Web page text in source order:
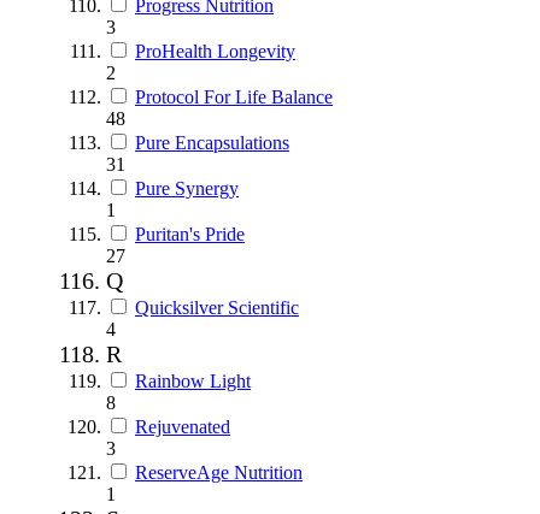
Progress Nutrition
3
ProHealth Longevity
2
Protocol For Life Balance
48
Pure Encapsulations
31
Pure Synergy
1
Puritan's Pride
27
Q
Quicksilver Scientific
4
R
Rainbow Light
8
Rejuvenated
3
ReserveAge Nutrition
1